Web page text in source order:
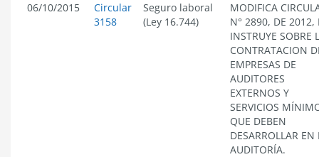
06/10/2015
Circular
3158
Seguro laboral
(Ley 16.744)
MODIFICA
N° 2890, DE 2012,
INSTRUYE SOBRE
CONTRATACION
EMPRESAS DE
AUDITORES
EXTERNOS Y
SERVICIOS
QUE DEBEN
DESARROLLAR EN
AUDITORÍA.